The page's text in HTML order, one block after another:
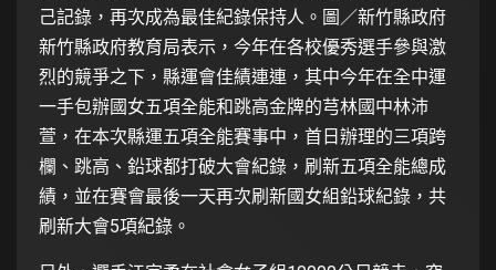
己記錄，再次成為最佳紀錄保持人。圖／新竹縣政府
新竹縣政府教育局表示，今年在各校優秀選手參與激
烈的競爭之下，縣運會佳績連連，其中今年在全中運
一手包辦國女五項全能和跳高金牌的芎林國中林沛
萱，在本次縣運五項全能賽事中，首日辦理的三項跨
欄、跳高、鉛球都打破大會紀錄，刷新五項全能總成
績，並在賽會最後一天再次刷新國女組鉛球紀錄，共
刷新大會5項紀錄。